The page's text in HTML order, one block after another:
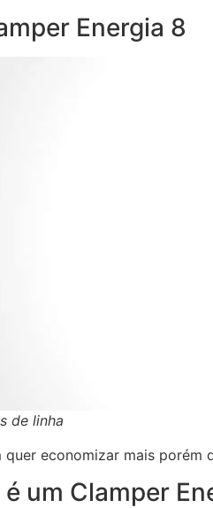
Energia 8
de linha
quer economizar mais
é um Clamper